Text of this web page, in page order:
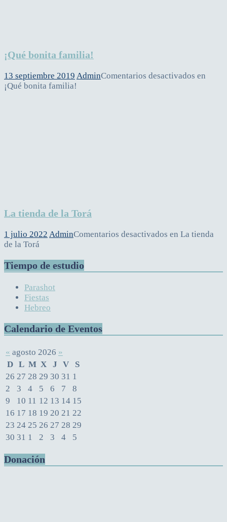
¡Qué bonita familia!
13 septiembre 2019 AdminComentarios desactivados en
¡Qué bonita familia!
La tienda de la Torá
1 julio 2022 AdminComentarios desactivados en La tienda
de la Torá
Tiempo de estudio
Parashot
Fiestas
Hebreo
Calendario de Eventos
« agosto 2026 »
D L M X J V
S
26 27 28 29 30 31 1
2
3 4 5 6 7
8
9
10 11 12 13 14 15
16 17 18 19 20 21 22
23 24 25 26 27 28 29
30 31 1 2 3 4 5
Donación